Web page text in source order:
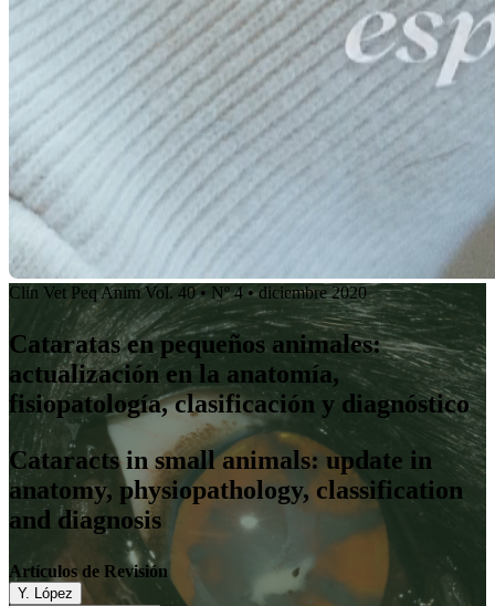
Clin Vet Peq Anim Vol. 40 • Nº 4 • diciembre 2020
Cataratas en pequeños animales:
actualización en la anatomía,
fisiopatología, clasificación y diagnóstico
Cataracts in small animals: update in
anatomy, physiopathology, classification
and diagnosis
Artículos de Revisión
Y. López